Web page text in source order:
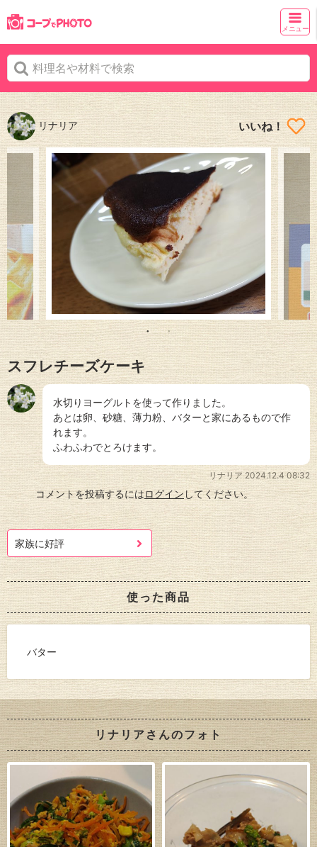
メニュー
リナリア いいね！
スフレチーズケーキ
水切りヨーグルトを使って作りました。
あとは卵、砂糖、薄力粉、バターと家にあるもので作
れます。
ふわふわでとろけます。
リナリア 2024.12.4 08:32
コメントを投稿するにはログイン してください。
家族に好評
使った商品
バター
リナリアさんのフォト